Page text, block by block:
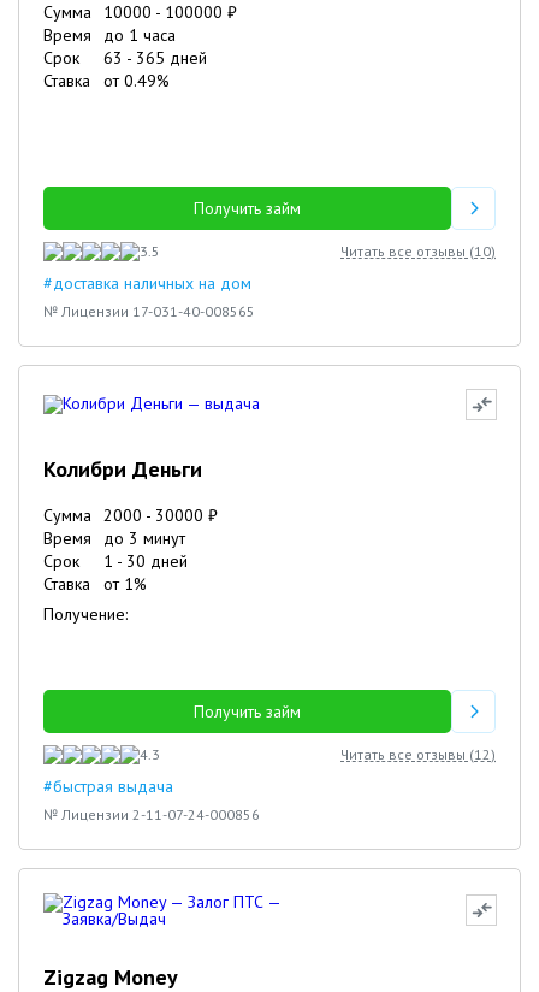
Сумма 10000 - 100000 ₽
Время
до 1 часа
Срок
63 - 365 дней
Ставка
от0.49%
Получить займ
3.5 Читать все отзывы (10)
#доставка наличных на дом
№ Лицензии 17-031-40-008565
Колибри Деньги
Сумма 2000 - 30000 ₽
Время
до 3 минут
Срок
1 - 30 дней
Ставка
от 1%
Получение:
Получить займ
4.3 Читать все отзывы (12)
#быстрая выдача
№ Лицензии 2-11-07-24-000856
Zigzag Money